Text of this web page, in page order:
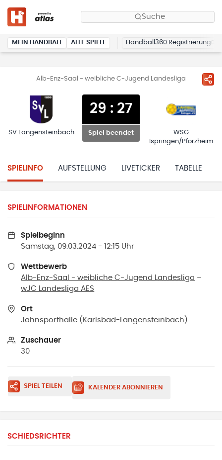
Suche
MEIN HANDBALL ALLE SPIELE Handball360 Registrierung
Alb-Enz-Saal - weibliche C-Jugend Landesliga
SV Langensteinbach
29 : 27
Spiel beendet
WSG
Ispringen/Pforzheim
SPIELINFO AUFSTELLUNG LIVETICKER TABELLE
SPIELINFORMATIONEN
Spielbeginn
Samstag, 09.03.2024 - 12:15 Uhr
Wettbewerb
Alb-Enz-Saal - weibliche C-Jugend Landesliga –
wJC Landesliga AES
Ort
Jahnsporthalle ( Karlsbad-Langensteinbach )
Zuschauer
30
SPIEL TEILEN KALENDER ABONNIEREN
SCHIEDSRICHTER